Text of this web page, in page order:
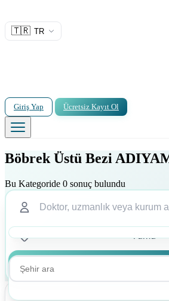
🇹🇷 TR
Giriş Yap Ücretsiz Kayıt Ol
Böbrek Üstü Bezi
Bu Kategoride 0 sonuç bulundu